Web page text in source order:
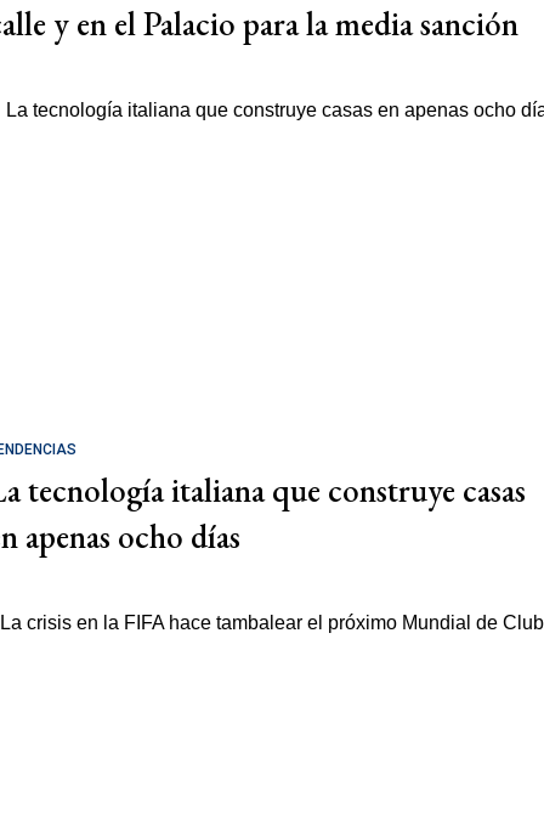
y en el Palacio para la media sanción
tecnología italiana que construye casas
apenas ocho días